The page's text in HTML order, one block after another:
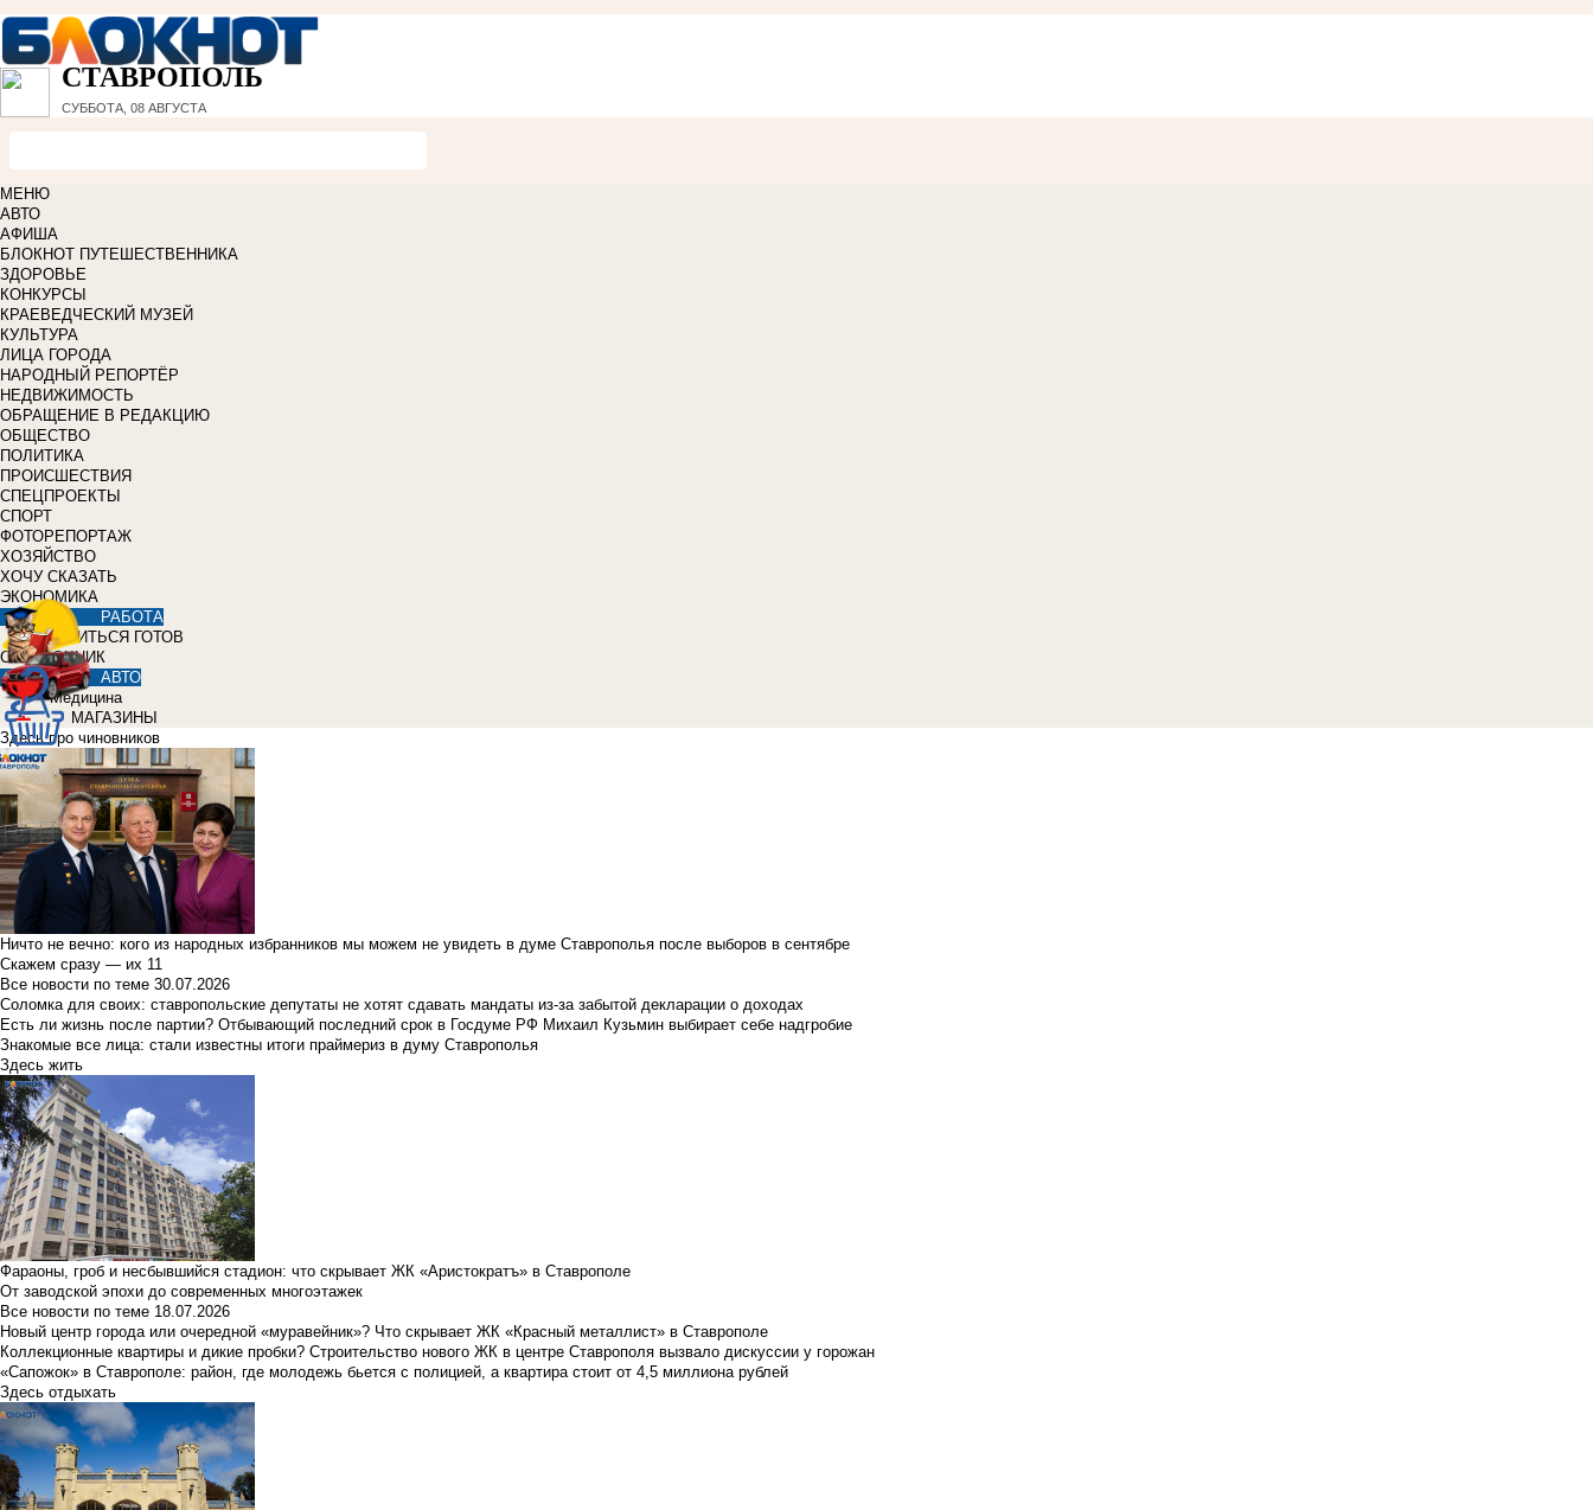
СТАВРОПОЛЬ
СУББОТА, 08 АВГУСТА
МЕНЮ
АВТО
АФИША
БЛОКНОТ ПУТЕШЕСТВЕННИКА
ЗДОРОВЬЕ
КОНКУРСЫ
КРАЕВЕДЧЕСКИЙ МУЗЕЙ
КУЛЬТУРА
ЛИЦА ГОРОДА
НАРОДНЫЙ РЕПОРТЁР
НЕДВИЖИМОСТЬ
ОБРАЩЕНИЕ В РЕДАКЦИЮ
ОБЩЕСТВО
ПОЛИТИКА
ПРОИСШЕСТВИЯ
СПЕЦПРОЕКТЫ
СПОРТ
ФОТОРЕПОРТАЖ
ХОЗЯЙСТВО
ХОЧУ СКАЗАТЬ
ЭКОНОМИКА
РАБОТА
УЧИТЬСЯ ГОТОВ
СПРАВОЧНИК
АВТО
Медицина
МАГАЗИНЫ
Здесь про чиновников
Ничто не вечно: кого из народных избранников мы можем не увидеть в думе Ставрополья после выборов в сентябре
Скажем сразу — их 11
Все новости по теме 30.07.2026
Соломка для своих: ставропольские депутаты не хотят сдавать мандаты из-за забытой декларации о доходах
Есть ли жизнь после партии? Отбывающий последний срок в Госдуме РФ Михаил Кузьмин выбирает себе надгробие
Знакомые все лица: стали известны итоги праймериз в думу Ставрополья
Здесь жить
Фараоны, гроб и несбывшийся стадион: что скрывает ЖК «Аристократъ» в Ставрополе
От заводской эпохи до современных многоэтажек
Все новости по теме 18.07.2026
Новый центр города или очередной «муравейник»? Что скрывает ЖК «Красный металлист» в Ставрополе
Коллекционные квартиры и дикие пробки? Строительство нового ЖК в центре Ставрополя вызвало дискуссии у горожан
«Сапожок» в Ставрополе: район, где молодежь бьется с полицией, а квартира стоит от 4,5 миллиона рублей
Здесь отдыхать